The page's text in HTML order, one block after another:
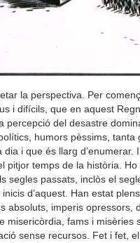
la perspectiva. Per
i difícils, que en aquest
percepció del desastre
humors pèssims, tanta
i que és llarg d’enumerar.
pitjor temps de la història.
segles passats, inclòs el
d’aquest. Han estat
absoluts, imperis opressors,
misericòrdia, fams i misèries
sense recursos. Fet i fet,